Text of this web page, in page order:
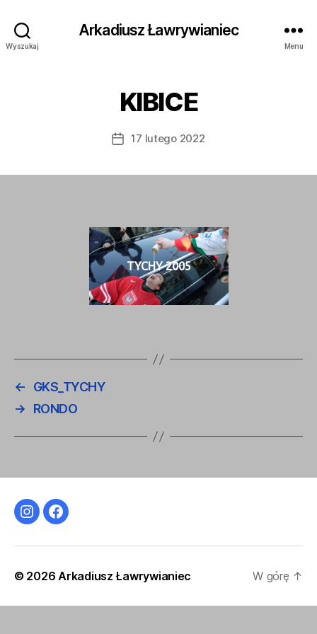
Wyszukaj
Arkadiusz Ławrywianiec
Menu
KIBICE
Data17 lutego 2022
TYCHY 2005
←
GKS_TYCHY
→
RONDO
InstagramFacebook
© 2026Arkadiusz Ławrywianiec W górę ↑